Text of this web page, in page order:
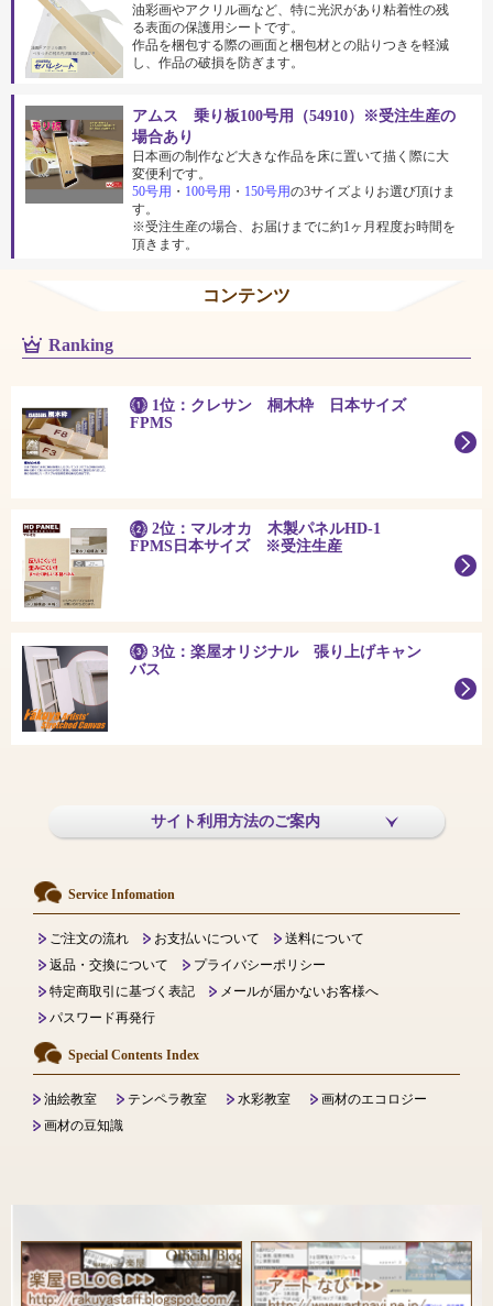
油彩画やアクリル画など、特に光沢があり粘着性の残
る表面の保護用シートです。
作品を梱包する際の画面と梱包材との貼りつきを軽減
し、作品の破損を防ぎます。
アムス 乗り板100号用（54910）※受注生産の
場合あり
日本画の制作など大きな作品を床に置いて描く際に大
変便利です。
50号用 ・ 100号用 ・ 150号用の3サイズよりお選び頂けま
す。
※受注生産の場合、お届けまでに約1ヶ月程度お時間を
頂きます。
コンテンツ
Ranking
1位：クレサン 桐木枠 日本サイズ
FPMS
2位：マルオカ 木製パネルHD-1
FPMS日本サイズ ※受注生産
3位：楽屋オリジナル 張り上げキャン
バス
サイト利用方法のご案内
Service Infomation
ご注文の流れ お支払いについて
送料について
返品・交換について
プライバシーポリシー
特定商取引に基づく表記
メールが届かないお客様へ
パスワード再発行
Special Contents Index
油絵教室 テンペラ教室 水彩教室
画材のエコロジー
画材の豆知識